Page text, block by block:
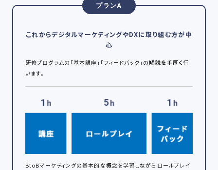
プランA
これからデジタルマーケティングやDXに取り組む方が中
心
研修プログラムの「基本講座」「フィードバック」の解説を手厚く行
います。
BtoBマーケティングの基本的な概念を学習しながらロールプレイ